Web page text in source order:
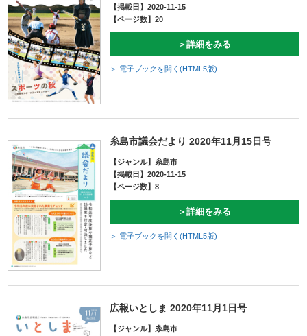
【掲載日】2020-11-15
【ページ数】20
＞詳細をみる
＞ 電子ブックを開く(HTML5版)
糸島市議会だより 2020年11月15日号
【ジャンル】糸島市
【掲載日】2020-11-15
【ページ数】8
＞詳細をみる
＞ 電子ブックを開く(HTML5版)
広報いとしま 2020年11月1日号
【ジャンル】糸島市